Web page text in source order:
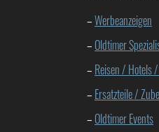
–Werbeanzeigen
– Oldtimer
– Reisen / Hotels
– Ersatzteile /
– Oldtimer Events